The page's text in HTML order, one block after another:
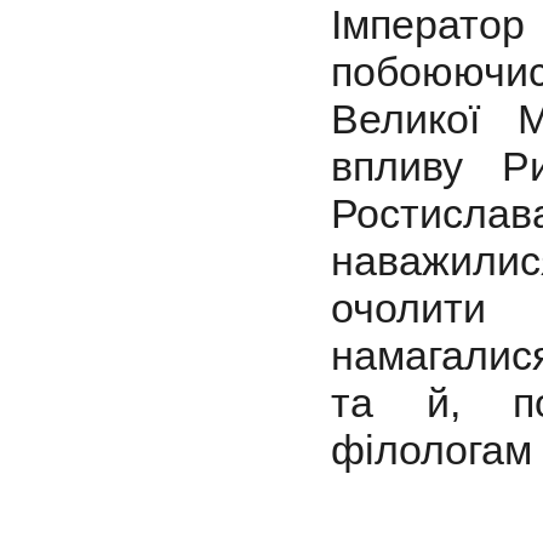
Великої
впливу
очолити
та й,
філологам